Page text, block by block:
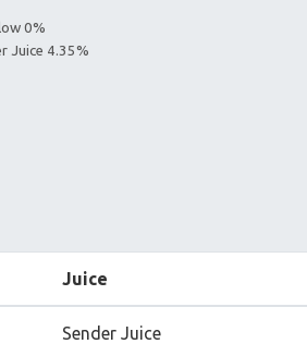
0%
Juice 4.35%
Juice
Sender Juice